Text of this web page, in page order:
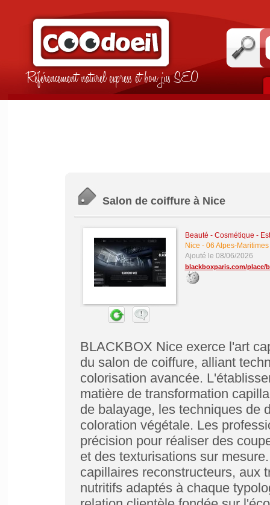
Référencement naturel express et bon jus SEO
Salon de coiffure à Nice
Beauté - Cosmétique -
Nice - 06 Alpes-Maritimes
Ajouté le 08/06/2026
blackboxparis.com/place/
BLACKBOX Nice exerce l'art
du salon de coiffure, alliant
colorisation avancée.
matière de transformation
de balayage, les techniques de
coloration végétale. Les
précision pour réaliser des
et des texturisations sur
capillaires reconstructeurs, aux
nutritifs adaptés à chaque